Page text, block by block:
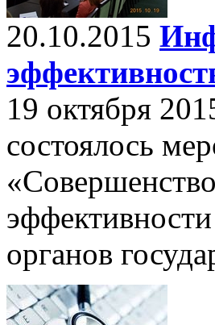
20.10.2015
19 октября
состоялось
органов